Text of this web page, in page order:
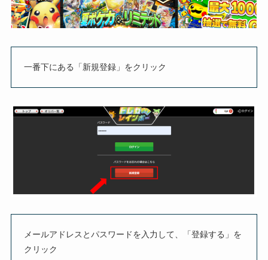
一番下にある「新規登録」をクリック
メールアドレスとパスワードを入力して、「登録する」を
クリック